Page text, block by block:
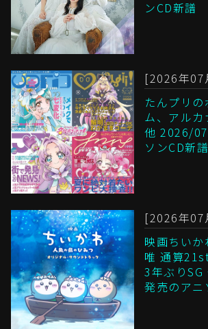
ンCD新譜
[2026年
たんプリ
ム、アル
他 2026/
ソンCD新譜
[2026年
映画ちい
唯 通算
3年ぶり
発売のアニ